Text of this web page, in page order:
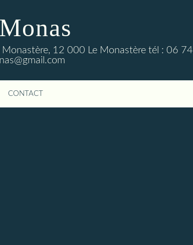
Monastère, 12 000 Le Monastère tél : 06 74
CONTACT